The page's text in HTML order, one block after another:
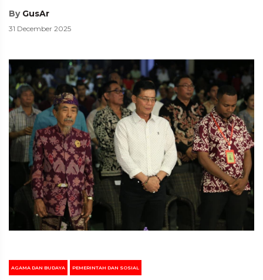
By GusAr
31 December 2025
AGAMA DAN BUDAYA PEMERINTAH DAN SOSIAL